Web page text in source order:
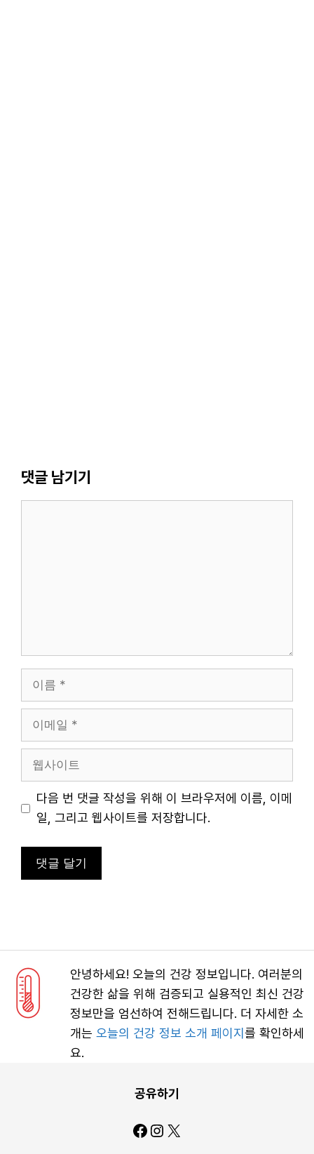
댓글 남기기
름
메
사
트
다음 번 댓글 작성을 위해 이 브라우저에 이름, 이메
일, 그리고 웹사이트를 저장합니다.
안녕하세요! 오늘의 건강 정보입니다. 여러분의
건강한 삶을 위해 검증되고 실용적인 최신 건강
정보만을 엄선하여 전해드립니다. 더 자세한 소
개는 오늘의 건강 정보 소개 페이지 를 확인하세
요.
공유하기
Facebook
Instagram
X